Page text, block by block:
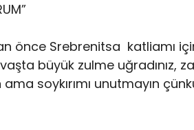
önce Srebrenitsa katliamı
büyük zulme uğradınız,
soykırımı unutmayın